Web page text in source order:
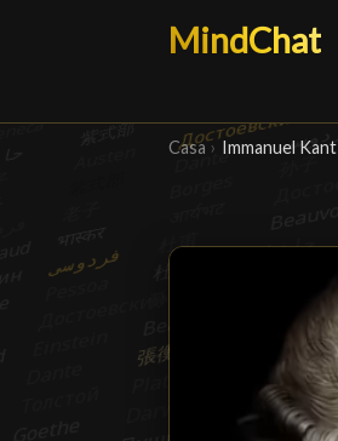
MindChat
Casa › Immanuel Kant